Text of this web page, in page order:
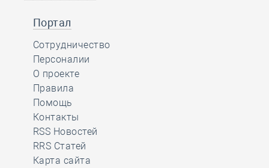
Портал
Сотрудничество
Персоналии
О проекте
Правила
Помощь
Контакты
RSS Новостей
RRS Статей
Карта сайта